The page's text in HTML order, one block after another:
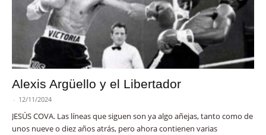
Alexis Argüello y el Libertador
- 12/11/2024
JESÚS COVA. Las líneas que siguen son ya algo añejas, tanto como de
unos nueve o diez años atrás, pero ahora contienen varias